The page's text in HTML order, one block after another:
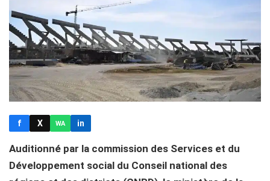
f X WA in
Auditionné par la commission des Services et du
Développement social du Conseil national des